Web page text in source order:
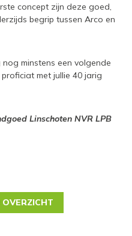
concept zijn deze goed,
begrip tussen Arco en
minstens een volgende
met jullie 40 jarig
Linschoten NVR LPB